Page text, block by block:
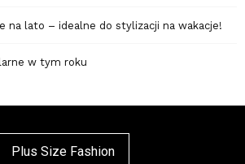
na lato – idealne do stylizacji na wakacje!
w tym roku
Plus Size Fashion